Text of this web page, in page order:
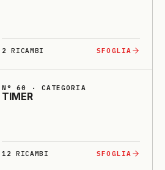
2 RICAMBI SFOGLIA
N° 60 · CATEGORIA
TIMER
12 RICAMBI SFOGLIA